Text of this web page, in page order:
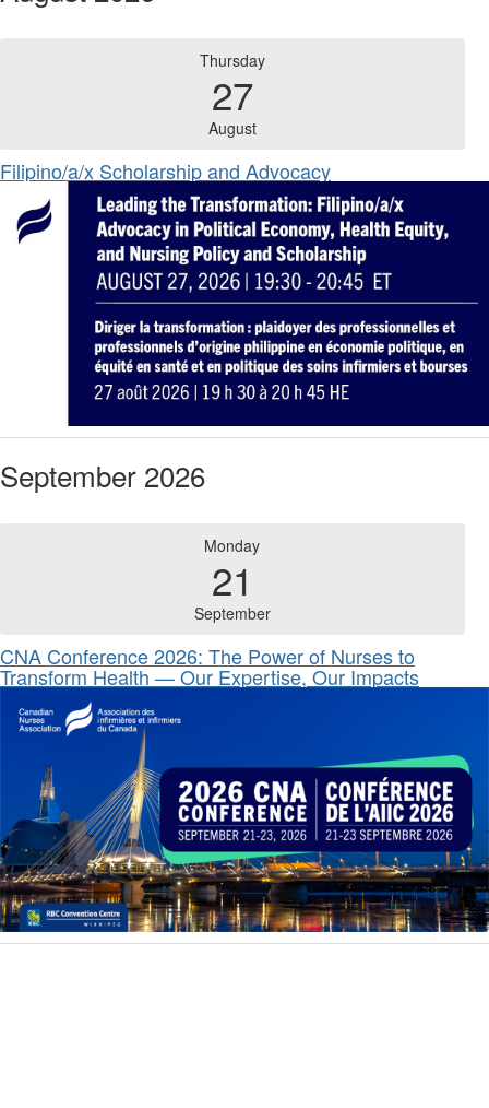
Thursday
27
August
Filipino/a/x Scholarship and Advocacy
September 2026
Monday
21
September
CNA Conference 2026: The Power of Nurses to
Transform Health — Our Expertise, Our Impacts